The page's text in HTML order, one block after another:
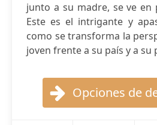
junto a su madre, se ve en
Este es el intrigante y
como se transforma la
joven frente a su país y a su
Opciones de